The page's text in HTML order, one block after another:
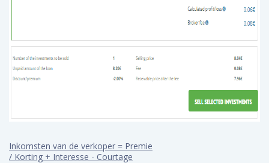
Inkomsten van de verkoper = Premie
/ Korting + Interesse - Courtage